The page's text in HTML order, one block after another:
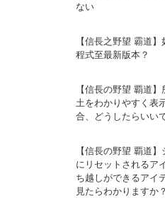
ない
【信長之野望 霸道
程式至最新版本？
【信長の野望 覇道
土をわかりやすく表
合、どうしたらいい
【信長の野望 覇道
にリセットされるア
ち越しができるアイ
見たらわかりますか？